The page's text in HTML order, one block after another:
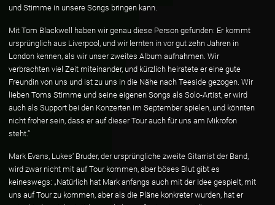
und Stimme in unsere Songs bringen kann.
Mit Tom Blackwell haben wir genau diese Person gefunden: Er kommt
ursprünglich aus Liverpool, und wir lernten in vor gut zehn Jahren in
London kennen, als wir unser zweites Album aufnahmen. Wir
verbrachten viel Zeit miteinander, und kürzlich heiratete er eine gute
Freundin von uns und ist zu uns in die Nähe nach Teeside gezogen. Wir
lieben Toms Stimme und seine eigenen Songs als Solo-Artist, er wird
auch als Support bei den Konzerten im September spielen, und könnten
nicht froher sein, dass er auf dieser Tour auch für uns am Mikrofon
steht.“
Mark Evans, Lukes‘ Bruder, der ursprüngliche zweite Gitarrist der Band,
wird zwar nicht mit auf Tour kommen, aber böses Blut gibt es
keineswegs: „Natürlich hat Mark anfangs auch mit der Idee gespielt, mit
uns auf Tour zu kommen, aber als die Pläne konkreter wurden, hat er